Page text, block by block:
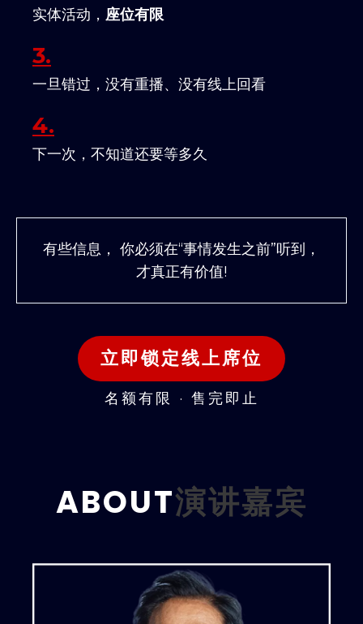
实体活动， 座位有限
3.
一旦错过，没有重播、没有线上回看
4.
下一次，不知道还要等多久
有些信息， 你必须在“事情发生之前”听到，
才真正有价值!
立即锁定线上席位
名额有限 · 售完即止
ABOUT演讲嘉宾